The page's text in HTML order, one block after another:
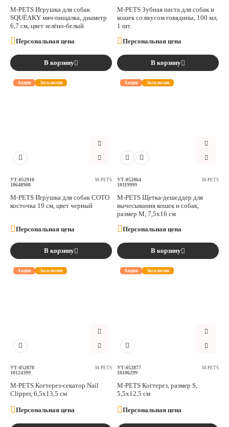
M-PETS Игрушка для собак
SQUEAKY мяч-пищалка, диаметр
6,7 см, цвет зелёно-белый
Персональная цена
В корзину
M-PETS Зубная паста для собак и
кошек со вкусом говядины, 100 мл,
1 шт.
Персональная цена
В корзину
Акция Эксклюзив
УТ-052910
10648908
M-PETS
M-PETS Игрушка для собак СОТО
косточка 19 см, цвет черный
Персональная цена
В корзину
Акция Эксклюзив
УТ-052864
10119999
M-PETS
M-PETS Щетка-дешеддер для
вычесывания кошек и собак,
размер M, 7,5x16 см
Персональная цена
В корзину
Акция Эксклюзив
УТ-052878
10124399
M-PETS
M-PETS Когтерез-секатор Nail
Clipper, 6,5x13,5 см
Персональная цена
Акция Эксклюзив
УТ-052877
10106299
M-PETS
M-PETS Когтерез, размер S,
5,5x12,5 см
Персональная цена